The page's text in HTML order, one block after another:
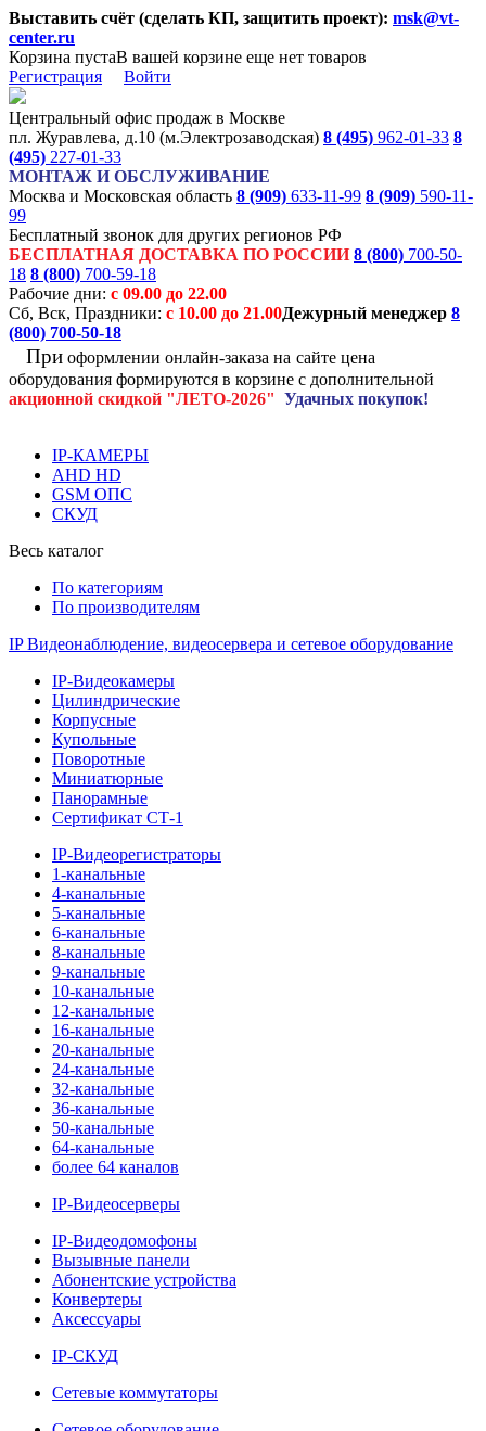
Выставить счёт (сделать КП, защитить проект): msk@vt-
center.ru
Корзина пустаВ вашей корзине еще нет товаров
Регистрация
Войти
Центральный офис продаж в Москве
пл. Журавлева, д.10 (м.Электрозаводская) 8 (495) 962-01-33 8
(495) 227-01-33
МОНТАЖ И ОБСЛУЖИВАНИЕ
Москва и Московская область 8 (909) 633-11-99 8 (909) 590-11-
99
Бесплатный звонок для других регионов РФ
БЕСПЛАТНАЯ ДОСТАВКА ПО РОССИИ 8 (800) 700-50-
18 8 (800) 700-59-18
Рабочие дни: с 09.00 до 22.00
Сб, Вск, Праздники: с 10.00 до 21.00Дежурный менеджер 8
(800) 700-50-18
При оформлении онлайн-заказа на сайте цена
оборудования формируются в корзине с дополнительной
акционной скидкой "ЛЕТО-2026" Удачных покупок!
IP-КАМЕРЫ
AHD HD
GSM ОПС
СКУД
Весь каталог
По категориям
По производителям
IP Видеонаблюдение, видеосервера и сетевое оборудование
IP-Видеокамеры
Цилиндрические
Корпусные
Купольные
Поворотные
Миниатюрные
Панорамные
Сертификат СТ-1
IP-Видеорегистраторы
1-канальные
4-канальные
5-канальные
6-канальные
8-канальные
9-канальные
10-канальные
12-канальные
16-канальные
20-канальные
24-канальные
32-канальные
36-канальные
50-канальные
64-канальные
более 64 каналов
IP-Видеосерверы
IP-Видеодомофоны
Вызывные панели
Абонентские устройства
Конвертеры
Аксессуары
IP-СКУД
Сетевые коммутаторы